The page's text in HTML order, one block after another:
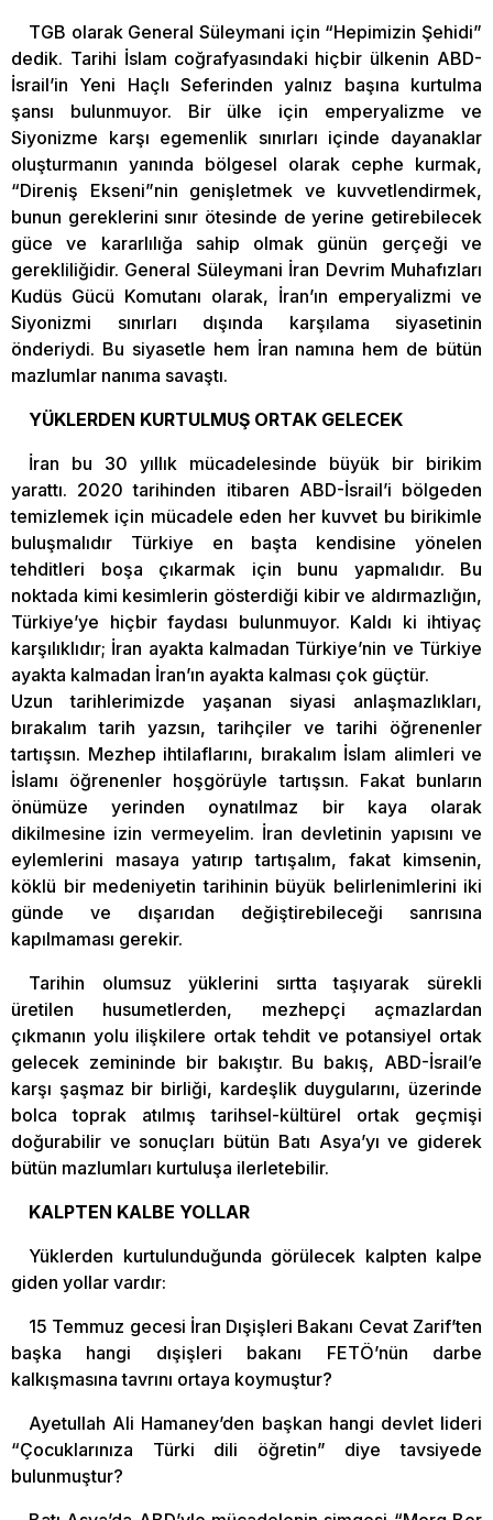
TGB olarak General Süleymani için “Hepimizin Şehidi”
dedik. Tarihi İslam coğrafyasındaki hiçbir ülkenin ABD-
İsrail’in Yeni Haçlı Seferinden yalnız başına kurtulma
şansı bulunmuyor. Bir ülke için emperyalizme ve
Siyonizme karşı egemenlik sınırları içinde dayanaklar
oluşturmanın yanında bölgesel olarak cephe kurmak,
“Direniş Ekseni”nin genişletmek ve kuvvetlendirmek,
bunun gereklerini sınır ötesinde de yerine getirebilecek
güce ve kararlılığa sahip olmak günün gerçeği ve
gerekliliğidir. General Süleymani İran Devrim Muhafızları
Kudüs Gücü Komutanı olarak, İran’ın emperyalizmi ve
Siyonizmi sınırları dışında karşılama siyasetinin
önderiydi. Bu siyasetle hem İran namına hem de bütün
mazlumlar nanıma savaştı.
YÜKLERDEN KURTULMUŞ ORTAK GELECEK
İran bu 30 yıllık mücadelesinde büyük bir birikim
yarattı. 2020 tarihinden itibaren ABD-İsrail’i bölgeden
temizlemek için mücadele eden her kuvvet bu birikimle
buluşmalıdır Türkiye en başta kendisine yönelen
tehditleri boşa çıkarmak için bunu yapmalıdır. Bu
noktada kimi kesimlerin gösterdiği kibir ve aldırmazlığın,
Türkiye’ye hiçbir faydası bulunmuyor. Kaldı ki ihtiyaç
karşılıklıdır; İran ayakta kalmadan Türkiye’nin ve Türkiye
ayakta kalmadan İran’ın ayakta kalması çok güçtür.
Uzun tarihlerimizde yaşanan siyasi anlaşmazlıkları,
bırakalım tarih yazsın, tarihçiler ve tarihi öğrenenler
tartışsın. Mezhep ihtilaflarını, bırakalım İslam alimleri ve
İslamı öğrenenler hoşgörüyle tartışsın. Fakat bunların
önümüze yerinden oynatılmaz bir kaya olarak
dikilmesine izin vermeyelim. İran devletinin yapısını ve
eylemlerini masaya yatırıp tartışalım, fakat kimsenin,
köklü bir medeniyetin tarihinin büyük belirlenimlerini iki
günde ve dışarıdan değiştirebileceği sanrısına
kapılmaması gerekir.
Tarihin olumsuz yüklerini sırtta taşıyarak sürekli
üretilen husumetlerden, mezhepçi açmazlardan
çıkmanın yolu ilişkilere ortak tehdit ve potansiyel ortak
gelecek zemininde bir bakıştır. Bu bakış, ABD-İsrail’e
karşı şaşmaz bir birliği, kardeşlik duygularını, üzerinde
bolca toprak atılmış tarihsel-kültürel ortak geçmişi
doğurabilir ve sonuçları bütün Batı Asya’yı ve giderek
bütün mazlumları kurtuluşa ilerletebilir.
KALPTEN KALBE YOLLAR
Yüklerden kurtulunduğunda görülecek kalpten kalpe
giden yollar vardır:
15 Temmuz gecesi İran Dışişleri Bakanı Cevat Zarif’ten
başka hangi dışişleri bakanı FETÖ’nün darbe
kalkışmasına tavrını ortaya koymuştur?
Ayetullah Ali Hamaney’den başkan hangi devlet lideri
“Çocuklarınıza Türki dili öğretin” diye tavsiyede
bulunmuştur?